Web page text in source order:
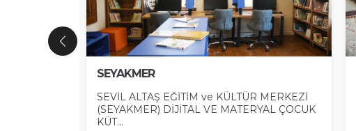
SEYAKMER
SEVİL ALTAŞ EĞİTİM ve KÜLTÜR MERKEZİ
(SEYAKMER) DİJİTAL VE MATERYAL ÇOCUK
KÜT...